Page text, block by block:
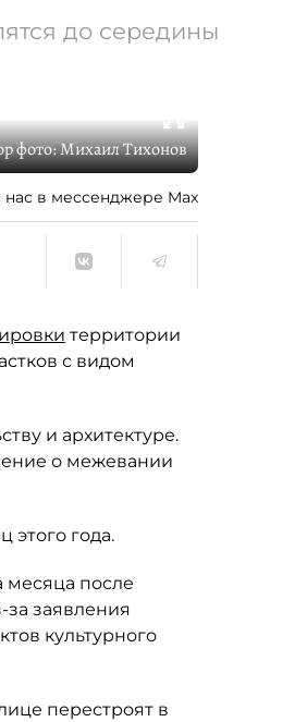
до середины
фото:Михаил Тихонов
нас в мессенджере Max
территории
с видом
и архитектуре.
о межевании
этого года.
месяца после
заявления
культурного
перестроят в